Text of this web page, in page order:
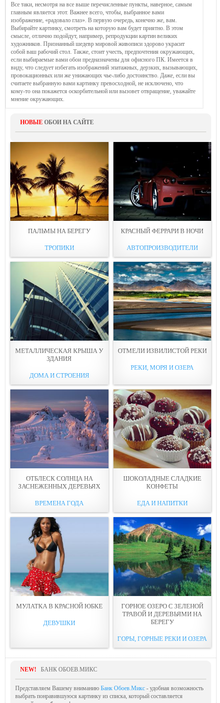
Все таки, несмотря на все выше перечисленные пункты, наверное, самым
главным является этот. Важнее всего, чтобы, выбранное вами
изображение, «радовало глаз». В первую очередь, конечно же, вам.
Выбирайте картинку, смотреть на которую вам будет приятно. В этом
смысле, отлично подойдут, например, репродукции картин великих
художников. Признанный шедевр мировой живописи здорово украсит
собой ваш рабочий стол. Также, стоит учесть, предпочтения окружающих,
если выбираемые вами обои предназначены для офисного ПК. Имеется в
виду, что следует избегать изображений эпатажных, дерзких, вызывающих,
провокационных или же унижающих чье-либо достоинство. Даже, если вы
считаете выбранную вами картинку превосходной, не исключено, что
кому-то она покажется оскорбительной или вызовет отвращение, уважайте
мнение окружающих.
НОВЫЕ ОБОИ НА САЙТЕ
ПAЛЬМЫ НА БЕРЕГУ
ТРОПИКИ
КРАСНЫЙ ФЕРРАРИ В НОЧИ
АВТОПРОИЗВОДИТЕЛИ
МЕТАЛЛИЧЕСКАЯ КРЫША У
ЗДАНИЯ
ДОМА И СТРОЕНИЯ
ОТМЕЛИ ИЗВИЛИСТОЙ РЕКИ
РЕКИ, МОРЯ И ОЗЕРА
ОТБЛЕСК СОЛНЦА НА
ЗАСНЕЖЕННЫХ ДЕРЕВЬЯХ
ВРЕМЕНА ГОДА
ШОКОЛАДНЫЕ СЛАДКИЕ
КОНФЕТЫ
ЕДА И НАПИТКИ
МУЛАТКА В КРАСНОЙ ЮБКЕ
ДЕВУШКИ
ГОРНОЕ ОЗЕРО С ЗЕЛЕНОЙ
ТРАВОЙ И ДЕРЕВЬЯМИ НА
БЕРЕГУ
ГОРЫ, ГОРНЫЕ РЕКИ И ОЗЕРА
NEW! БАНК ОБОЕВ.МИКС
Представляем Вашему вниманию Банк Обоев.Микс - удобная возможность
выбрать понравившуюся картинку из списка, который составляется